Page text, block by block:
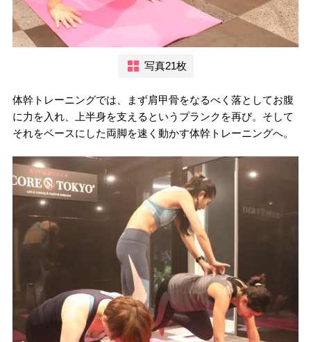
写真21枚
体幹トレーニングでは、まず肩甲骨をなるべく落としてお腹
に力を入れ、上半身を支えるというプランクを再び。そして
それをベースにした両脚を速く動かす体幹トレーニングへ。